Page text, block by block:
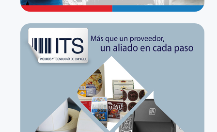
agropecuario, forestal, de construcción e
ingeniería civil, sin operarios
Alquiler de maquinaria y equipo de oficina,
sin operarios (sin servicio administrativo)
Alquiler de otros efectos personales y
enseres domésticos (incluye mobiliario
para eventos)